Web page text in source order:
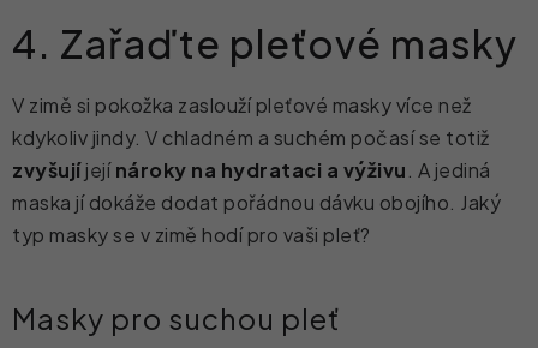
4. Zařaďte pleťové masky
V zimě si pokožka zaslouží pleťové masky více než
kdykoliv jindy. V chladném a suchém počasí se totiž
zvyšujíjejínároky na hydrataci a výživu . A jediná
maska jí dokáže dodat pořádnou dávku obojího. Jaký
typ masky se v zimě hodí pro vaši pleť?
Masky pro suchou pleť